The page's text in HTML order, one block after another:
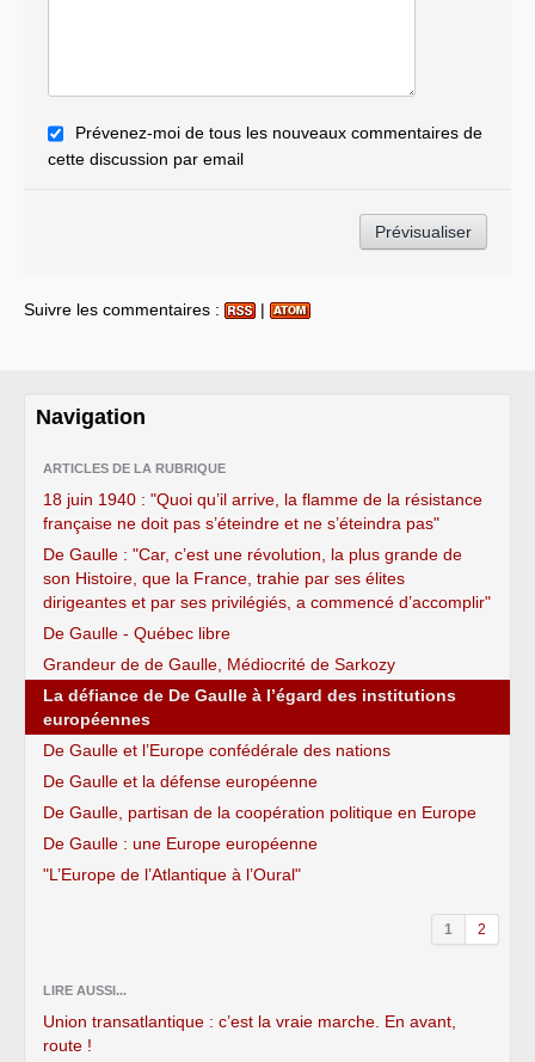
Prévenez-moi de tous les nouveaux commentaires de
cette discussion par email
Suivre les commentaires : |
Navigation
ARTICLES DE LA RUBRIQUE
18 juin 1940 : "Quoi qu’il arrive, la flamme de la résistance
française ne doit pas s’éteindre et ne s’éteindra pas"
De Gaulle : "Car, c’est une révolution, la plus grande de
son Histoire, que la France, trahie par ses élites
dirigeantes et par ses privilégiés, a commencé d’accomplir"
De Gaulle - Québec libre
Grandeur de de Gaulle, Médiocrité de Sarkozy
La défiance de De Gaulle à l’égard des institutions
européennes
De Gaulle et l’Europe confédérale des nations
De Gaulle et la défense européenne
De Gaulle, partisan de la coopération politique en Europe
De Gaulle : une Europe européenne
"L’Europe de l’Atlantique à l’Oural"
1 2
LIRE AUSSI...
Union transatlantique : c’est la vraie marche. En avant,
route !